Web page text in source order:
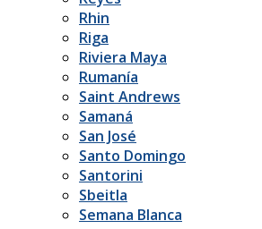
Rhin
Riga
Riviera Maya
Rumanía
Saint Andrews
Samaná
San José
Santo Domingo
Santorini
Sbeitla
Semana Blanca